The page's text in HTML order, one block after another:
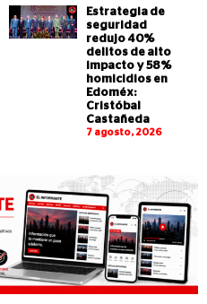
Estrategia de
seguridad
redujo 40%
delitos de alto
impacto y 58%
homicidios en
Edoméx:
Cristóbal
Castañeda
7 agosto, 2026